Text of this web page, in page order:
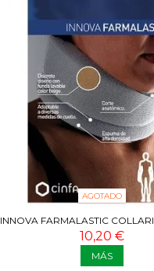
AGOTADO
INNOVA FARMALASTIC
BEIGE
10,20 €
MÁS